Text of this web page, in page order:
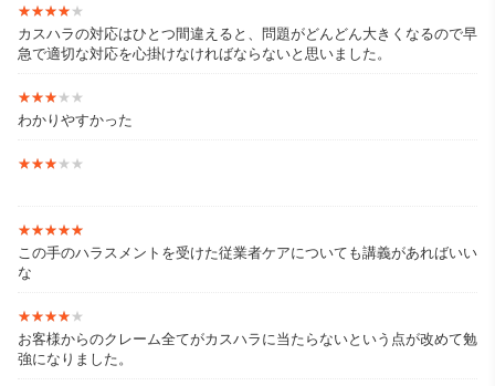
★★★★★
★★★★★
カスハラの対応はひとつ間違えると、問題がどんどん大きくなるので早
急で適切な対応を心掛けなければならないと思いました。
★★★★★
★★★★★
わかりやすかった
★★★★★
★★★★★
★★★★★
★★★★★
この手のハラスメントを受けた従業者ケアについても講義があればいい
な
★★★★★
★★★★★
お客様からのクレーム全てがカスハラに当たらないという点が改めて勉
強になりました。